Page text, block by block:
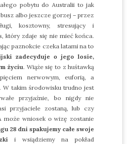
pobytu do Australii to jak
albo jeszcze gorzej – przez
kosztowny, stresujący i
który zdaje się nie mieć końca.
paznokcie czeka latami na to
zadecyduje o jego losie,
życiu. Wiąże się to z huśtawką
nerwowym, euforią, a
W takim środowisku trudno jest
przyjaźnie, bo nigdy nie
przyjaciele zostaną, lub czy
może wniosek o wizę zostanie
28 dni spakujemy całe swoje
i wsiądziemy na pokład